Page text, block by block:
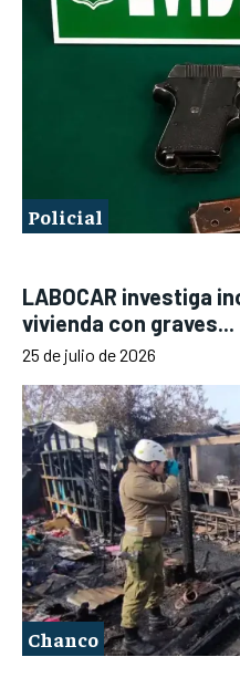
Policial
LABOCAR investiga
vivienda con graves...
25 de julio de 2026
Chanco